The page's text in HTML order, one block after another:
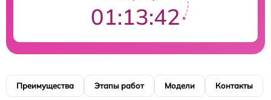
01:13:41
Преимущества Этапы работ Модели Контакты